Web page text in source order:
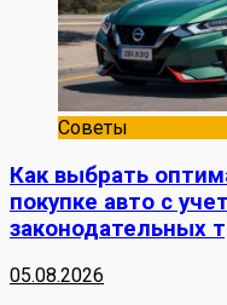
Советы
Как выбрать
покупке авто с
законодательных
05.08.2026